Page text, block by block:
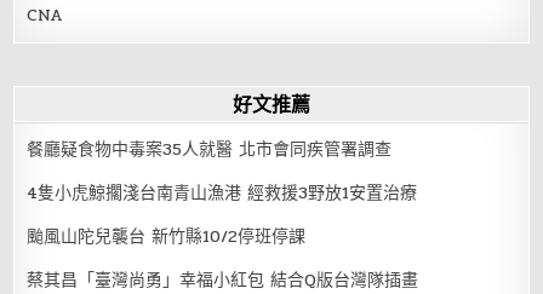
CNA
好文推薦
餐廳疑食物中毒案35人就醫 北市會同疾管署調查
4隻小虎鯨擱淺台南青山漁港 經救援3野放1安置治療
颱風山陀兒襲台 新竹縣10/2停班停課
蔡其昌「臺灣尚勇」幸福小紅包 結合Q版台灣隊插畫